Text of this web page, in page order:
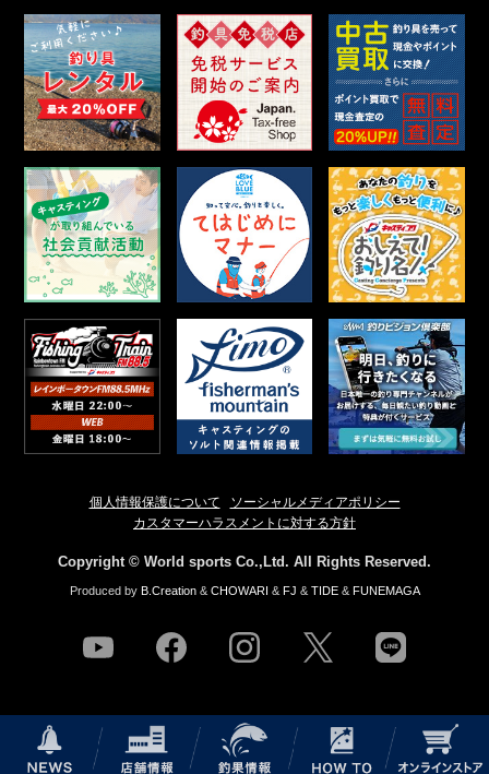
個人情報保護について
ソーシャルメディアポリシー
カスタマーハラスメントに対する方針
Copyright © World sports Co.,Ltd. All Rights Reserved.
Produced by B.Creation& CHOWARI & FJ & TIDE& FUNEMAGA
youtube facebook instagram line
NEWS 店舗情報 釣果情報 HOW TO